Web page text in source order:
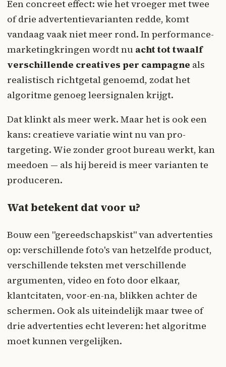
Een concreet effect: wie het vroeger met twee
of drie advertentievarianten redde, komt
vandaag vaak niet meer rond. In performance-
marketingkringen wordt nu acht tot twaalf
verschillende creatives per campagne als
realistisch richtgetal genoemd, zodat het
algoritme genoeg leersignalen krijgt.
Dat klinkt als meer werk. Maar het is ook een
kans: creatieve variatie wint nu van pro-
targeting. Wie zonder groot bureau werkt, kan
meedoen — als hij bereid is meer varianten te
produceren.
Wat betekent dat voor u?
Bouw een "gereedschapskist" van advertenties
op: verschillende foto's van hetzelfde product,
verschillende teksten met verschillende
argumenten, video en foto door elkaar,
klantcitaten, voor-en-na, blikken achter de
schermen. Ook als uiteindelijk maar twee of
drie advertenties echt leveren: het algoritme
moet kunnen vergelijken.